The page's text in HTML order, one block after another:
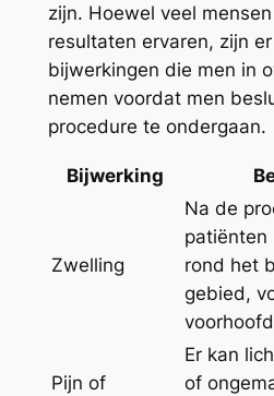
zijn. Hoewel veel
resultaten ervaren, zijn
bijwerkingen die men in
nemen voordat men
procedure te ondergaan.
Bijwerking
Zwelling
Na de
patiënten
rond het
gebied,
Pijn of
Er kan
of